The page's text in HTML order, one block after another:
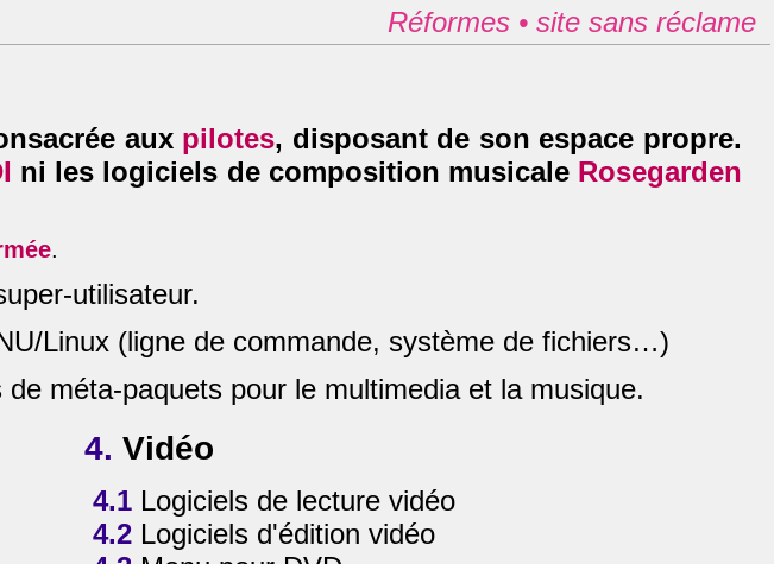
site sans réclame
Réformes •
aux pilotes, disposant de son espace propre.
ni les logiciels de composition musicale Rosegarden
.
utilisateur.
Linux (ligne de commande, système de fichiers…)
méta-paquets pour le multimedia et la musique.
4. Vidéo
4.1 Logiciels de lecture vidéo
4.2 Logiciels d'édition vidéo